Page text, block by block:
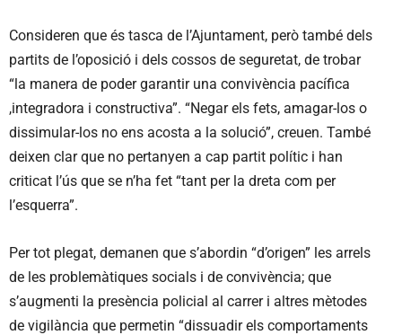
Consideren que és tasca de l’Ajuntament, però també dels
partits de l’oposició i dels cossos de seguretat, de trobar
“la manera de poder garantir una convivència pacífica
,integradora i constructiva”. “Negar els fets, amagar-los o
dissimular-los no ens acosta a la solució”, creuen. També
deixen clar que no pertanyen a cap partit polític i han
criticat l’ús que se n’ha fet “tant per la dreta com per
l’esquerra”.
Per tot plegat, demanen que s’abordin “d’origen” les arrels
de les problemàtiques socials i de convivència; que
s’augmenti la presència policial al carrer i altres mètodes
de vigilància que permetin “dissuadir els comportaments